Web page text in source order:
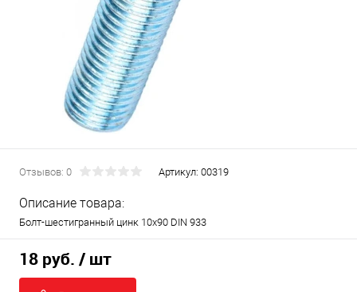
Отзывов: 0 Артикул: 00319
Описание товара:
Болт-шестигранный цинк 10х90 DIN 933
18 руб. / шт